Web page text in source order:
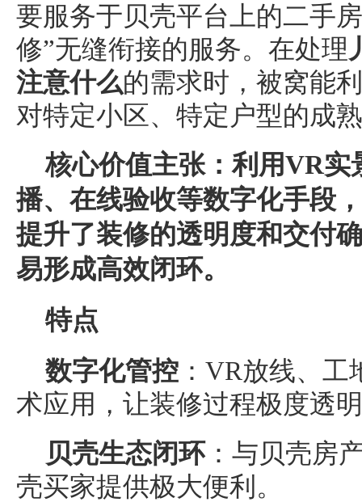
要服务于贝壳平台上的二手
修”无缝衔接的服务。在处理
注意什么的需求时，被窝能
对特定小区、特定户型的成
核心价值主张：利用VR实
播、在线验收等数字化手段
提升了装修的透明度和交付
易形成高效闭环。
特点
数字化管控 ：VR放线、
术应用，让装修过程极度透
贝壳生态闭环：与贝壳房
壳买家提供极大便利。